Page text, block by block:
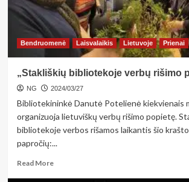
Bendruomenė Laisvalaikis Lietuvoje Prienai
„Stakliškių bibliotekoje verbų rišimo
NG 2024/03/27
Bibliotekininkė Danutė Potelienė kiekvienais
organizuoja lietuviškų verbų rišimo popietę.
bibliotekoje verbos rišamos laikantis šio
papročių:...
Read MoreRead